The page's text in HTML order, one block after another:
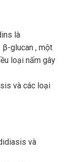
là
glucan , một
loại nấm gây
và các loại
và